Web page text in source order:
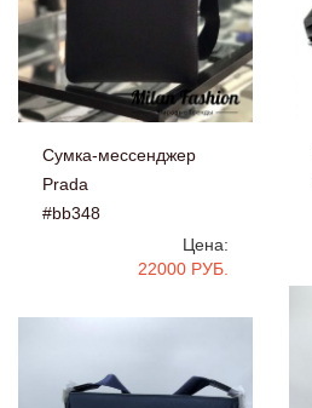
Сумка-мессенджер
Prada
#bb348
Цена:
22000 РУБ.